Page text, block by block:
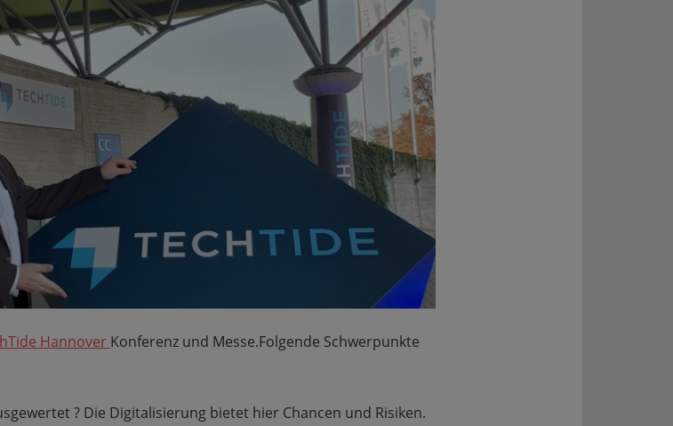
Hannover Konferenz und Messe.Folgende Schwerpunkte
? Die Digitalisierung bietet hier Chancen und Risiken.